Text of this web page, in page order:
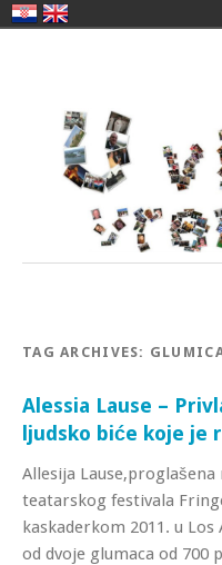
TAG ARCHIVES:
Alessia Lause –
ljudsko biće koje je
Allesija
teatarskog festivala
kaskaderkom 2011. u
od dvoje glumaca od 700